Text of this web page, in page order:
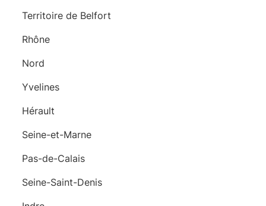
Territoire de Belfort
Rhône
Nord
Yvelines
Hérault
Seine-et-Marne
Pas-de-Calais
Seine-Saint-Denis